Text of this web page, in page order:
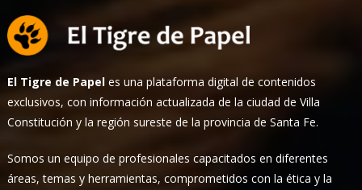
El Tigre de Papel es una plataforma digital de contenidos
exclusivos, con información actualizada de la ciudad de Villa
Constitución y la región sureste de la provincia de Santa Fe.
Somos un equipo de profesionales capacitados en diferentes
áreas, temas y herramientas, comprometidos con la ética y la